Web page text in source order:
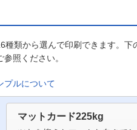
類から選んで印刷できます。下
照ください。
プルについて
マットカード225kg